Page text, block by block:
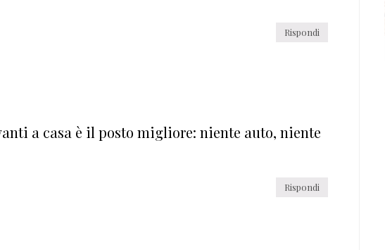
Rispondi
a casa è il posto migliore: niente auto, niente
Rispondi